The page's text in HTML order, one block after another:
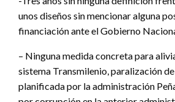
unos diseños sin mencionar alguna
financiación ante el Gobierno
– Ninguna medida concreta para
sistema Transmilenio, paralización
planificada por la administración